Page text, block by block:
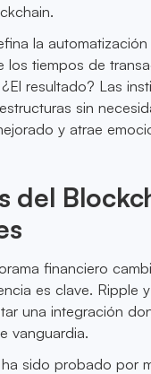
la
los tiempos de
resultado? Las
sin
y atrae
del
financiero
es clave. Ripple
una integración
vanguardia.
sido probado por